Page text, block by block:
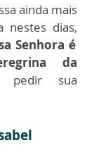
ainda mais
nestes dias,
Senhora é
da
pedir sua